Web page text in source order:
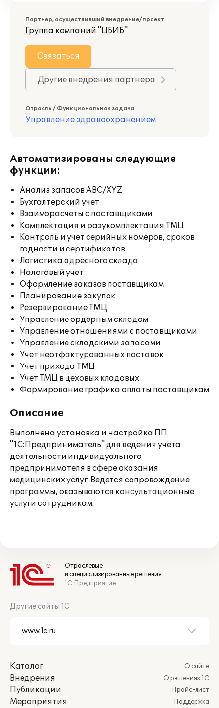
Партнер, осуществивший внедрение/проект
Группа компаний "ЦБИБ"
Связаться
Другие внедрения партнера
Отрасль / Функциональная задача
Управление здравоохранением
Автоматизированы следующие
функции:
Анализ запасов ABC/XYZ
Бухгалтерский учет
Взаиморасчеты с поставщиками
Комплектация и разукомплектация ТМЦ
Контроль и учет серийных номеров, сроков
годности и сертификатов
Логистика адресного склада
Налоговый учет
Оформление заказов поставщикам
Планирование закупок
Резервирование ТМЦ
Управление ордерным складом
Управление отношениями с поставщиками
Управление складскими запасами
Учет неотфактурованных поставок
Учет прихода ТМЦ
Учет ТМЦ в цеховых кладовых
Формирование графика оплаты поставщикам
Описание
Выполнена установка и настройка ПП
"1С:Предприниматель" для ведения учета
деятельности индивидуального
предпринимателя в сфере оказания
медицинских услуг. Ведется сопровождение
программы, оказываются консультационные
услуги сотрудникам.
Отраслевые
и специализированные решения
1С:Предприятие
Другие сайты 1С
Каталог
Внедрения
Публикации
Мероприятия
О сайте
О решениях 1С
Прайс-лист
Поддержка